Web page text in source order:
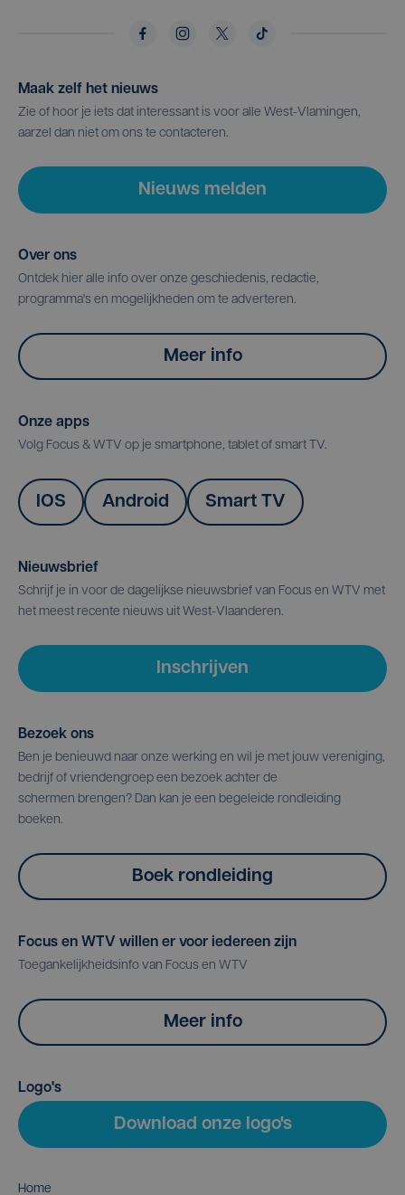
Maak zelf het nieuws
Zie of hoor je iets dat interessant is voor alle West-Vlamingen,
aarzel dan niet om ons te contacteren.
Nieuws melden
Over ons
Ontdek hier alle info over onze geschiedenis, redactie,
programma's en mogelijkheden om te adverteren.
Meer info
Onze apps
Volg Focus & WTV op je smartphone, tablet of smart TV.
IOS Android Smart TV
Nieuwsbrief
Schrijf je in voor de dagelijkse nieuwsbrief van Focus en WTV met
het meest recente nieuws uit West-Vlaanderen.
Inschrijven
Bezoek ons
Ben je benieuwd naar onze werking en wil je met jouw vereniging,
bedrijf of vriendengroep een bezoek achter de
schermen brengen? Dan kan je een begeleide rondleiding
boeken.
Boek rondleiding
Focus en WTV willen er voor iedereen zijn
Toegankelijkheidsinfo van Focus en WTV
Meer info
Logo's
Download onze logo's
Home